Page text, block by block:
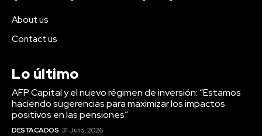
About us
Contact us
Lo último
AFP Capital y el nuevo régimen de inversión: “Estamos
haciendo sugerencias para maximizar los impactos
positivos en las pensiones”
DESTACADOS 31 Julio, 2026